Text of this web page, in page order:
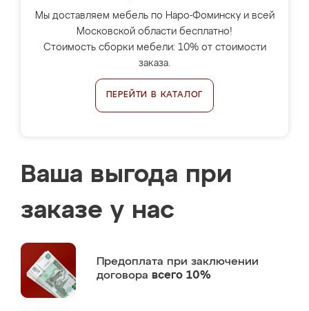
Мы доставляем мебель по Наро-Фоминску и всей
Московской области бесплатно!
Стоимость сборки мебели: 10% от стоимости
заказа.
ПЕРЕЙТИ В КАТАЛОГ
Ваша выгода при
заказе у нас
Предоплата при заключении
договора всего 10%